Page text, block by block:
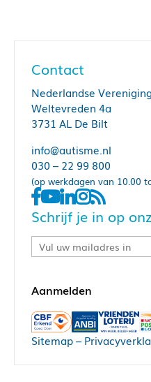
Contact
Nederlandse
Weltevreden 4a
3731 AL De Bilt
info@autisme.nl
030 – 22 99 800
(op werkdagen van 10.00
Schrijf je in op
Sitemap–